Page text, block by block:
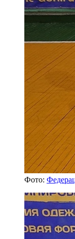
Фото: